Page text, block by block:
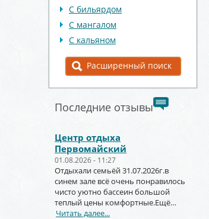
С бильярдом
С мангалом
С кальяном
Расширенный поиск
Последние отзывы
Центр отдыха
Первомайский
01.08.2026 - 11:27
Отдыхали семьёй 31.07.2026г.в
синем зале всё очень понравилось
чисто уютно бассеин большой
теплый цены комфортные.Ещё
вернёмся и не раз!!!
Читать далее...